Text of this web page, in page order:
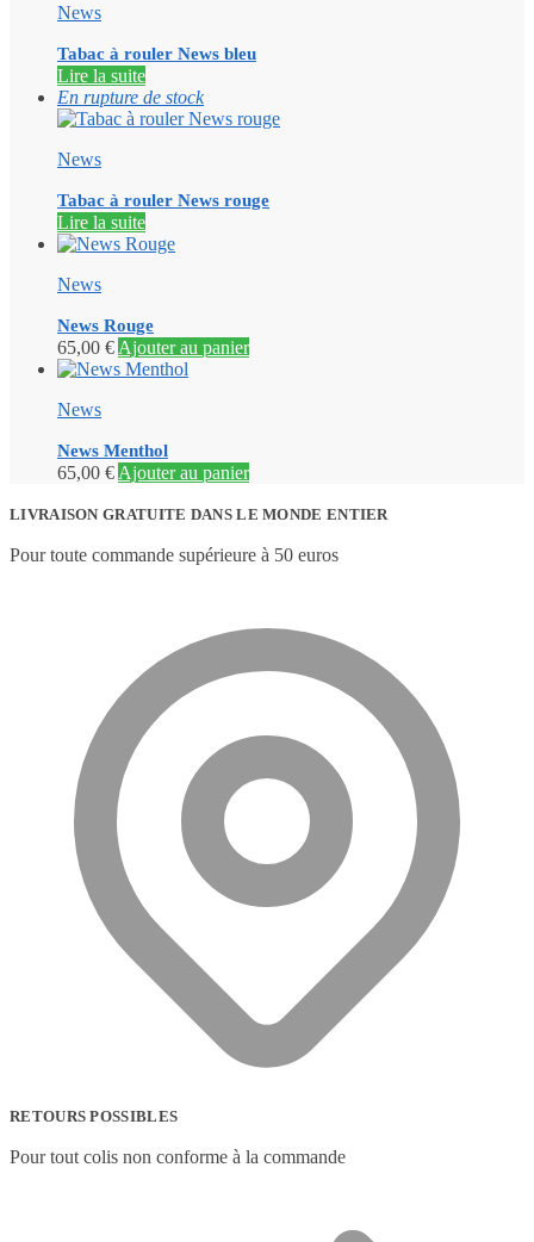
News
Tabac à rouler News bleu
Lire la suite
En rupture de stock
News
Tabac à rouler News rouge
Lire la suite
News
News Rouge
65,00 € Ajouter au panier
News
News Menthol
65,00 € Ajouter au panier
LIVRAISON GRATUITE DANS LE MONDE ENTIER
Pour toute commande supérieure à 50 euros
RETOURS POSSIBLES
Pour tout colis non conforme à la commande